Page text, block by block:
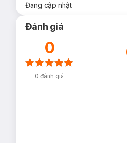
Đang cập nhật
Đánh giá
0
0 đánh giá